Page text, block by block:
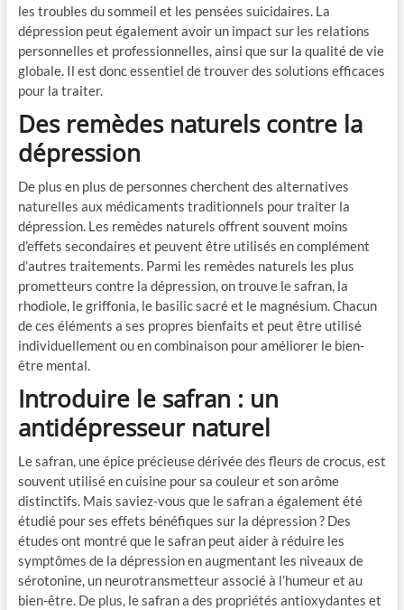
les troubles du sommeil et les pensées suicidaires. La
dépression peut également avoir un impact sur les relations
personnelles et professionnelles, ainsi que sur la qualité de vie
globale. Il est donc essentiel de trouver des solutions efficaces
pour la traiter.
Des remèdes naturels contre la
dépression
De plus en plus de personnes cherchent des alternatives
naturelles aux médicaments traditionnels pour traiter la
dépression. Les remèdes naturels offrent souvent moins
d’effets secondaires et peuvent être utilisés en complément
d’autres traitements. Parmi les remèdes naturels les plus
prometteurs contre la dépression, on trouve le safran, la
rhodiole, le griffonia, le basilic sacré et le magnésium. Chacun
de ces éléments a ses propres bienfaits et peut être utilisé
individuellement ou en combinaison pour améliorer le bien-
être mental.
Introduire le safran : un
antidépresseur naturel
Le safran, une épice précieuse dérivée des fleurs de crocus, est
souvent utilisé en cuisine pour sa couleur et son arôme
distinctifs. Mais saviez-vous que le safran a également été
étudié pour ses effets bénéfiques sur la dépression ? Des
études ont montré que le safran peut aider à réduire les
symptômes de la dépression en augmentant les niveaux de
sérotonine, un neurotransmetteur associé à l’humeur et au
bien-être. De plus, le safran a des propriétés antioxydantes et